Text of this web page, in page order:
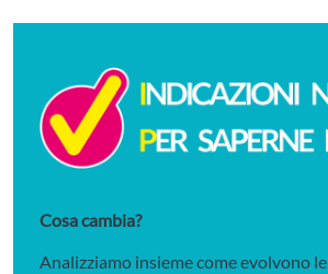
Cosa cambia?
Analizziamo insieme come evolvono le